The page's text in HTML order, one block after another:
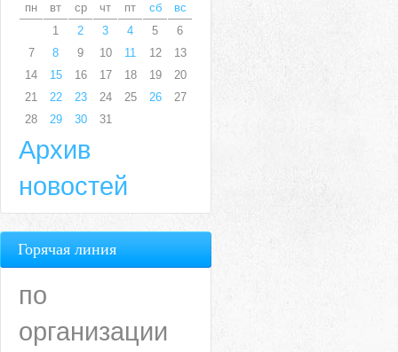
пн вт ср чт пт сб
вс
1
2 3 4 5
6
7
8 9 10 11 12
13
14
15 16 17 18 19
20
21
22 23 24 25 26
27
28
29 30 31
Архив
новостей
Горячая линия
по
организации